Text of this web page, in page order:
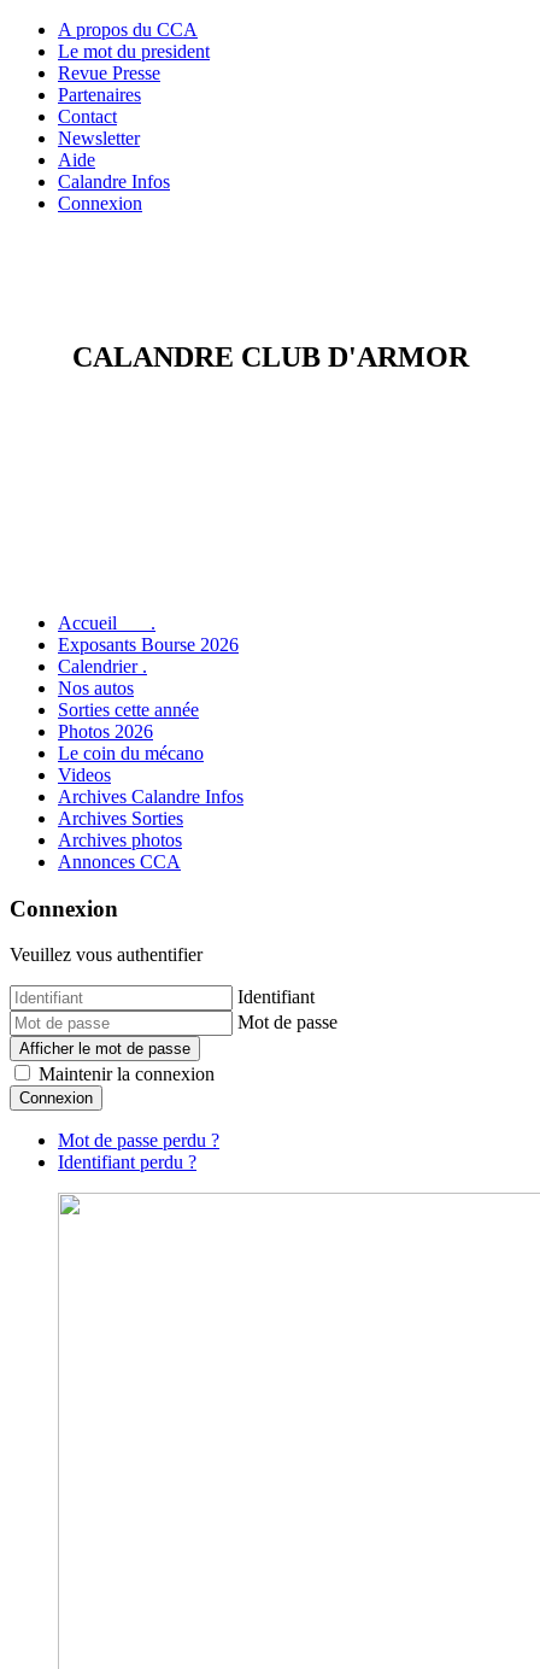
A propos du CCA
Le mot du president
Revue Presse
Partenaires
Contact
Newsletter
Aide
Calandre Infos
Connexion
CALANDRE CLUB D'ARMOR
Accueil .
Exposants Bourse 2026
Calendrier .
Nos autos
Sorties cette année
Photos 2026
Le coin du mécano
Videos
Archives Calandre Infos
Archives Sorties
Archives photos
Annonces CCA
Connexion
Veuillez vous authentifier
Identifiant
Mot de passe
Afficher le mot de passe
Maintenir la connexion
Connexion
Mot de passe perdu ?
Identifiant perdu ?